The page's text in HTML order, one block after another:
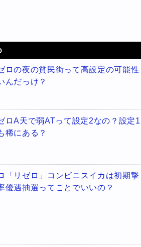
ロの夜の貧民街って高設定の可能性
んだっけ？
ロA天で弱ATって設定2なの？設定1
稀にある？
「リゼロ」コンビニスイカは初期撃
優遇抽選ってことでいいの？